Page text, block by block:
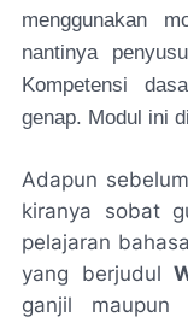
menggunakan
nantinya
Kompetensi
genap. Modul ini
Adapun
kiranya sobat
pelajaran
yang berjudul
ganjil